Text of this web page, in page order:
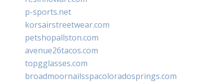
p-sports.net
korsairstreetwear.com
petshopallston.com
avenue26tacos.com
topgglasses.com
broadmoornailsspacoloradosprings.com